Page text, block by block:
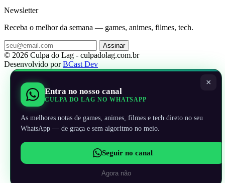
Newsletter
Receba o melhor da semana — games, animes, filmes, tech.
Assinar
© 2026 Culpa do Lag - culpadolag.com.br
Desenvolvido porBCast Dev
×
Entra no nosso canal
CULPA DO LAG NO WHATSAPP
As melhores notas de games, animes, filmes e tech direto no seu
WhatsApp — de graça e sem algoritmo no meio.
Seguir no canal
Agora não